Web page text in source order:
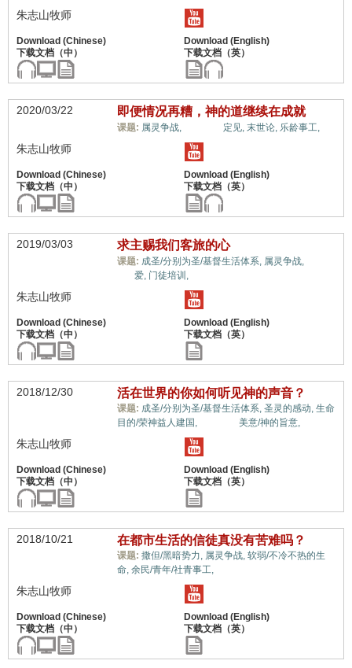
朱志山牧师
2020/03/22 即便情况再糟，神的道继续在成就
课题: 属灵争战, 定见, 末世论, 乐龄事工,
朱志山牧师
2019/03/03 求主赐我们客旅的心
课题: 成圣/分别为圣/基督生活体系, 属灵争战,
爱, 门徒培训,
朱志山牧师
2018/12/30 活在世界的你如何听见神的声音？
课题: 成圣/分别为圣/基督生活体系, 圣灵的感动, 生命
目的/荣神益人建国,
美意/神的旨意,
朱志山牧师
2018/10/21 在都市生活的信徒真没有苦难吗？
课题: 撒但/黑暗势力, 属灵争战, 软弱/不冷不热的生
命, 余民/青年/社青事工,
朱志山牧师